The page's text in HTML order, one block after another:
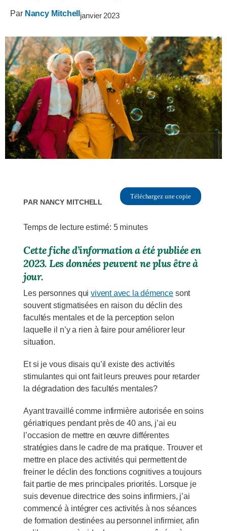
Par Nancy Mitchell janvier 2023
Par Nancy Mitchell Téléchargez une copie
Temps de lecture estimé: 5minutes
Cette fiche d’information a été publiée en
2023. Les données peuvent ne plus être à
jour.
Les personnes quivivent avec la démencesont
souvent stigmatisées en raison du déclin des
facultés mentales et de la perception selon
laquelle il n’y a rien à faire pour améliorer leur
situation.
Et si je vous disais qu’il existe des activités
stimulantes qui ont fait leurs preuves pour retarder
la dégradation des facultés mentales?
Ayant travaillé comme infirmière autorisée en soins
gériatriques pendant près de 40 ans, j’ai eu
l’occasion de mettre en œuvre différentes
stratégies dans le cadre de ma pratique. Trouver et
mettre en place des activités qui permettent de
freiner le déclin des fonctions cognitives a toujours
fait partie de mes principales priorités. Lorsque je
suis devenue directrice des soins infirmiers, j’ai
commencé à intégrer ces activités à nos séances
de formation destinées au personnel infirmier, afin